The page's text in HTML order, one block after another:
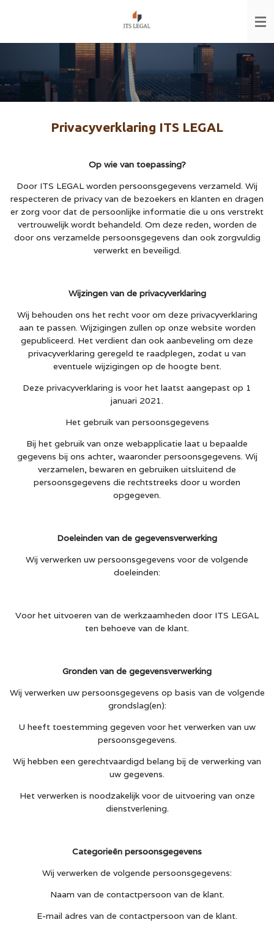
Privacyverklaring ITS LEGAL
Op wie van toepassing?
Door ITS LEGAL worden persoonsgegevens verzameld. Wij
respecteren de privacy van de bezoekers en klanten en dragen
er zorg voor dat de persoonlijke informatie die u ons verstrekt
vertrouwelijk wordt behandeld. Om deze reden, worden de
door ons verzamelde persoonsgegevens dan ook zorgvuldig
verwerkt en beveiligd.
Wijzingen van de privacyverklaring
Wij behouden ons het recht voor om deze privacyverklaring
aan te passen. Wijzigingen zullen op onze website worden
gepubliceerd. Het verdient dan ook aanbeveling om deze
privacyverklaring geregeld te raadplegen, zodat u van
eventuele wijzigingen op de hoogte bent.
Deze privacyverklaring is voor het laatst aangepast op 1
januari 2021.
Het gebruik van persoonsgegevens
Bij het gebruik van onze webapplicatie laat u bepaalde
gegevens bij ons achter, waaronder persoonsgegevens. Wij
verzamelen, bewaren en gebruiken uitsluitend de
persoonsgegevens die rechtstreeks door u worden
opgegeven.
Doeleinden van de gegevensverwerking
Wij verwerken uw persoonsgegevens voor de volgende
doeleinden:
Voor het uitvoeren van de werkzaamheden door ITS LEGAL
ten behoeve van de klant.
Gronden van de gegevensverwerking
Wij verwerken uw persoonsgegevens op basis van de volgende
grondslag(en):
U heeft toestemming gegeven voor het verwerken van uw
persoonsgegevens.
Wij hebben een gerechtvaardigd belang bij de verwerking van
uw gegevens.
Het verwerken is noodzakelijk voor de uitvoering van onze
dienstverlening.
Categorieën persoonsgegevens
Wij verwerken de volgende persoonsgegevens:
Naam van de contactpersoon van de klant.
E-mail adres van de contactpersoon van de klant.